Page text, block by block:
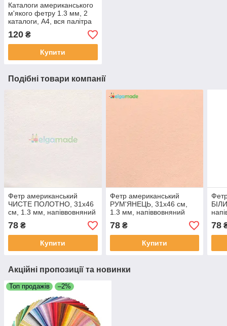
Каталоги американського
м'якого фетру 1.3 мм, 2
каталоги, A4, вся палітра
120 ₴
Купити
Подібні товари компанії
Фетр американський
ЧИСТЕ ПОЛОТНО, 31x46
см, 1.3 мм, напіввовняний
78 ₴
Купити
Фетр американський
РУМ'ЯНЕЦЬ, 31x46 см,
1.3 мм, напіввовняний
78₴
Купити
78
Акційні пропозиції та новинки
Топ продажів –2%